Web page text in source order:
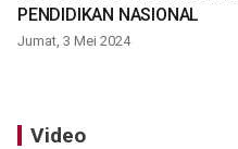
PENDIDIKAN NASIONAL
Jumat, 3 Mei 2024
Video